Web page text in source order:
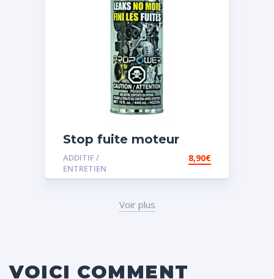
Stop fuite moteur
ADDITIF /
ENTRETIEN
8,90€
Voir plus
VOICI COMMENT